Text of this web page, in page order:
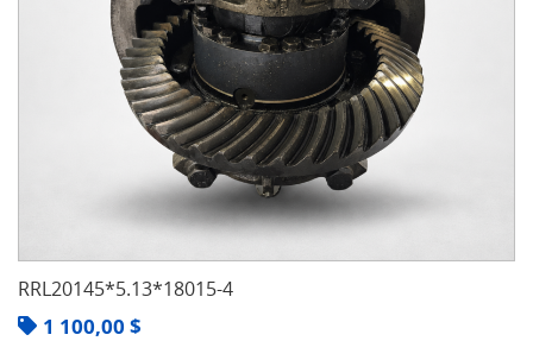
RRL20145*5.13*18015-4
1 100,00 $